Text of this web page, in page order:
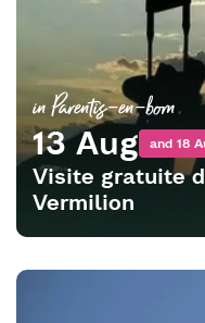
in Parentis-en-born
13 Aug and 18
Visite gratuite
Vermilion